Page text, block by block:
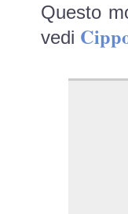
Questo
vedi